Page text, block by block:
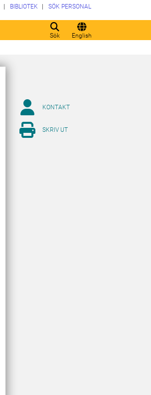
Sök English
BIBLIOTEK SÖK PERSONAL
KONTAKT
SKRIV UT